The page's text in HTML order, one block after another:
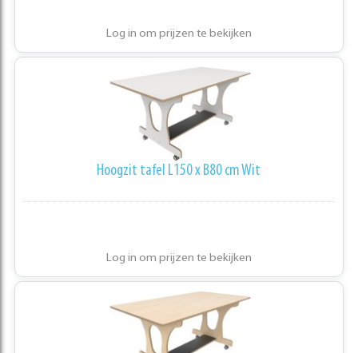
Log in om prijzen te bekijken
Hoogzit tafel L150 x B80 cm Wit
Log in om prijzen te bekijken